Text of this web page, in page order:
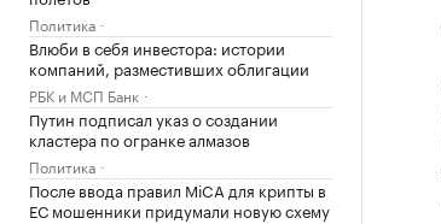
Политика
Влюби в себя инвестора: истории
компаний, разместивших облигации
РБК и МСП Банк
Путин подписал указ о создании
кластера по огранке алмазов
Политика
После ввода правил MiCA для крипты в
ЕС мошенники придумали новую схему